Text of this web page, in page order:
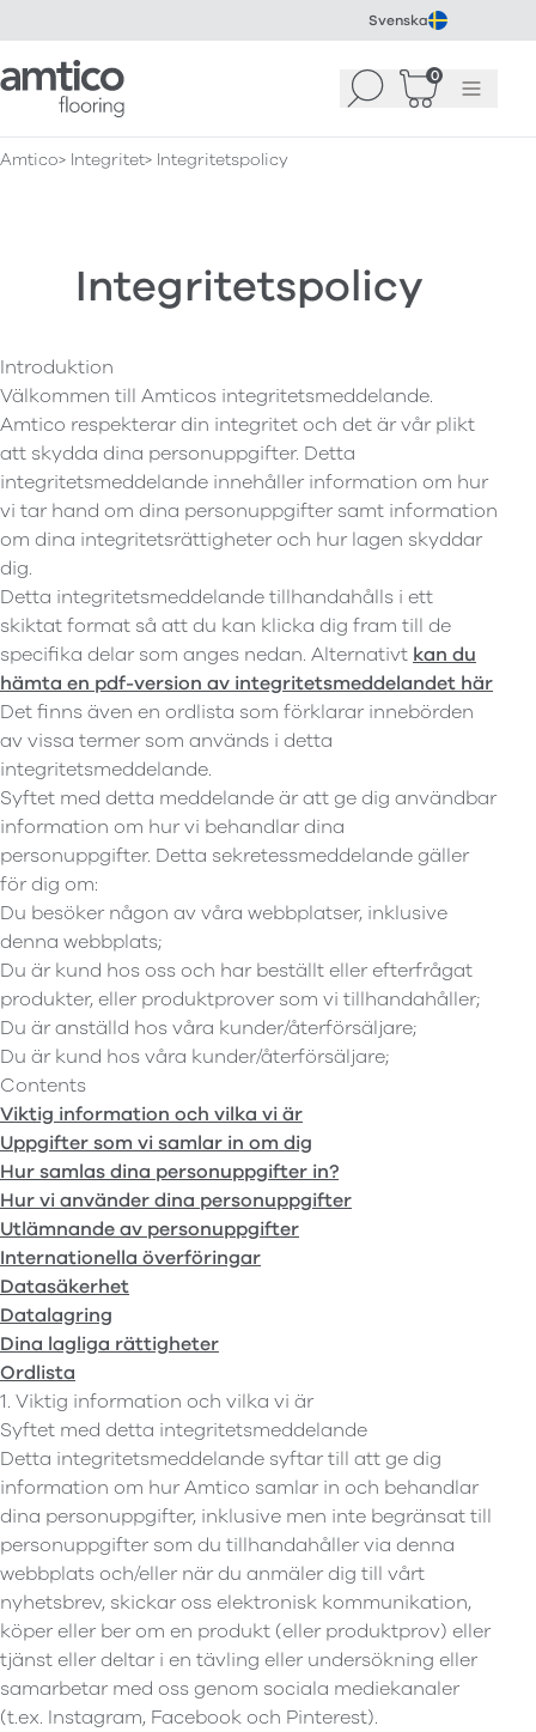
Svenska
Amtico Flooring Sök 0
Korg 0)Meny
Amtico Integritet Integritetspolicy
Integritetspolicy
Introduktion
Välkommen till Amticos integritetsmeddelande.
Amtico respekterar din integritet och det är vår plikt
att skydda dina personuppgifter. Detta
integritetsmeddelande innehåller information om hur
vi tar hand om dina personuppgifter samt information
om dina integritetsrättigheter och hur lagen skyddar
dig.
Detta integritetsmeddelande tillhandahålls i ett
skiktat format så att du kan klicka dig fram till de
specifika delar som anges nedan. Alternativt kan du
hämta en pdf-version av integritetsmeddelandet här
Det finns även en ordlista som förklarar innebörden
av vissa termer som används i detta
integritetsmeddelande.
Syftet med detta meddelande är att ge dig användbar
information om hur vi behandlar dina
personuppgifter. Detta sekretessmeddelande gäller
för dig om:
Du besöker någon av våra webbplatser, inklusive
denna webbplats;
Du är kund hos oss och har beställt eller efterfrågat
produkter, eller produktprover som vi tillhandahåller;
Du är anställd hos våra kunder/återförsäljare;
Du är kund hos våra kunder/återförsäljare;
Contents
Viktig information och vilka vi är
Uppgifter som vi samlar in om dig
Hur samlas dina personuppgifter in?
Hur vi använder dina personuppgifter
Utlämnande av personuppgifter
Internationella överföringar
Datasäkerhet
Datalagring
Dina lagliga rättigheter
Ordlista
1. Viktig information och vilka vi är
Syftet med detta integritetsmeddelande
Detta integritetsmeddelande syftar till att ge dig
information om hur Amtico samlar in och behandlar
dina personuppgifter, inklusive men inte begränsat till
personuppgifter som du tillhandahåller via denna
webbplats och/eller när du anmäler dig till vårt
nyhetsbrev, skickar oss elektronisk kommunikation,
köper eller ber om en produkt (eller produktprov) eller
tjänst eller deltar i en tävling eller undersökning eller
samarbetar med oss genom sociala mediekanaler
(t.ex. Instagram, Facebook och Pinterest).